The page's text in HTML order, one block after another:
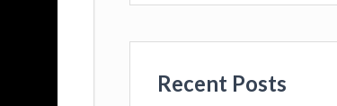
Recent Posts